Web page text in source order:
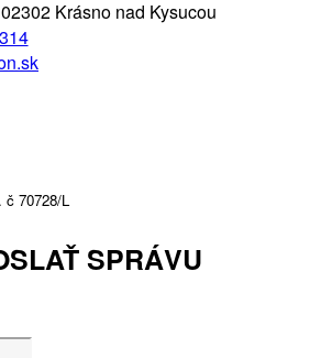
Krásno nad Kysucou
70728/L
SPRÁVU